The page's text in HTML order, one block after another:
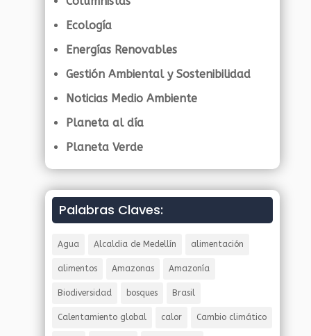
Ecología
Energías Renovables
Gestión Ambiental y Sostenibilidad
Noticias Medio Ambiente
Planeta al día
Planeta Verde
Palabras Claves:
Agua Alcaldia de Medellín alimentación
alimentos Amazonas Amazonía
Biodiversidad bosques Brasil
Calentamiento global calor Cambio climático